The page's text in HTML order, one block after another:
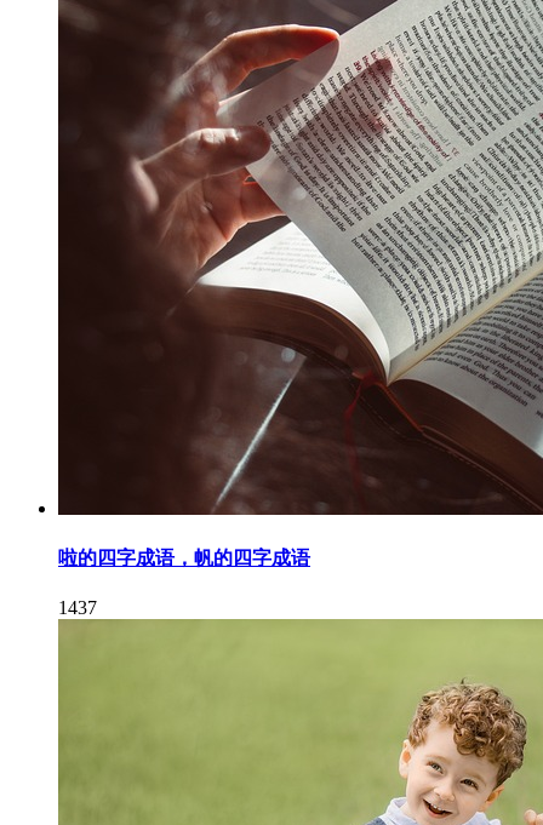
啦的四字成语，帆的四字成语
1437